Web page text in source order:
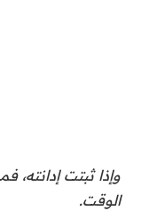
وإذا ثبتت
الوقت.